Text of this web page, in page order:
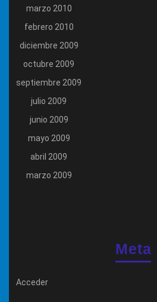
marzo 2010
febrero 2010
diciembre 2009
octubre 2009
septiembre 2009
julio 2009
junio 2009
mayo 2009
abril 2009
marzo 2009
Meta
Acceder